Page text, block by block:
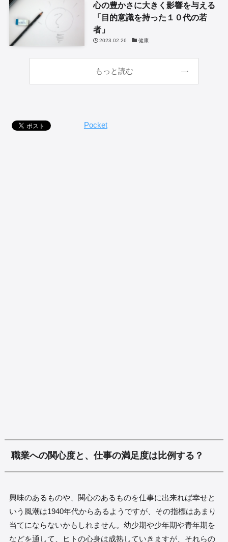
心の豊かさに大きく影響を与える
「目的意識を持った１０代の若
者」
2023.02.26 健康
もっと読む
Pocket
職業への関心度と、仕事の満足度は比例する？
興味のあるものや、関心のあるものを仕事に出来れば幸せと
いう風潮は1940年代からあるようですが、その指標はあまり
当てにならないかもしれません。幼少期や少年期や青年期を
などを通して、ヒトの心身は成熟していきますが、それらの